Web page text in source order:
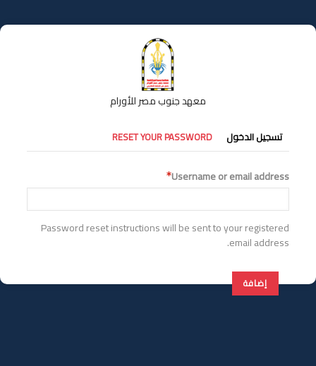
إلى
المحتوى
معهد جنوب مصر للأورام
التبويبات
الأساسية
تسجيل الدخول RESET YOUR PASSWORD
Username or email address
Password reset instructions will be sent to your registered
email address.